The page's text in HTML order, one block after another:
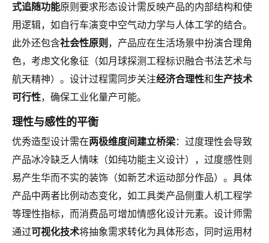
式追随功能原则要求形态设计需反映产品的内部结构和使
用逻辑，如自行车演变中空气动力学与人体工学的结合。
此外还包含社会性原则 ，产品应在生活场景中扮演合理角
色，考虑文化象征（如月球探测工程标识融合书法艺术与
航天精神）。设计过程需同步关注经济合理性和生产技术
可行性，确保工业化量产可能。
理性与感性的平衡
优秀造型设计需在两极维度间建立桥梁：过度理性会导致
产品冰冷缺乏人情味（如纯功能主义设计），过度感性则
易产生华而不实的装饰（如新艺术运动部分作品）。具体
产品中两者比例动态变化，如工具类产品侧重人机工程学
等理性指标，而消费品可增加情感化设计元素。设计师需
通过可视化技术将抽象需求转化为具体形态，同时运用材